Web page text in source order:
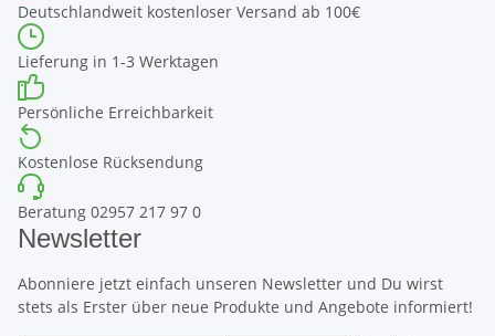
Deutschlandweit kostenloser Versand ab 100€
Lieferung in 1-3 Werktagen
Persönliche Erreichbarkeit
Kostenlose Rücksendung
Beratung 02957 217 97 0
Newsletter
Abonniere jetzt einfach unseren Newsletter und Du wirst
stets als Erster über neue Produkte und Angebote informiert!